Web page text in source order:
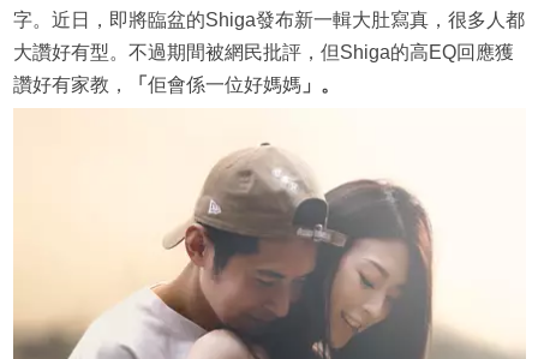
字。近日，即將臨盆的Shiga發布新一輯大肚寫真，很多人都
大讚好有型。不過期間被網民批評，但Shiga的高EQ回應獲
讚好有家教，
「 佢會係一位好媽媽」。